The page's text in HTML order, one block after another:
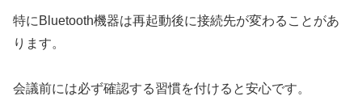
特にBluetooth機器は再起動後に接続先が変わることがあ
ります。
会議前には必ず確認する習慣を付けると安心です。